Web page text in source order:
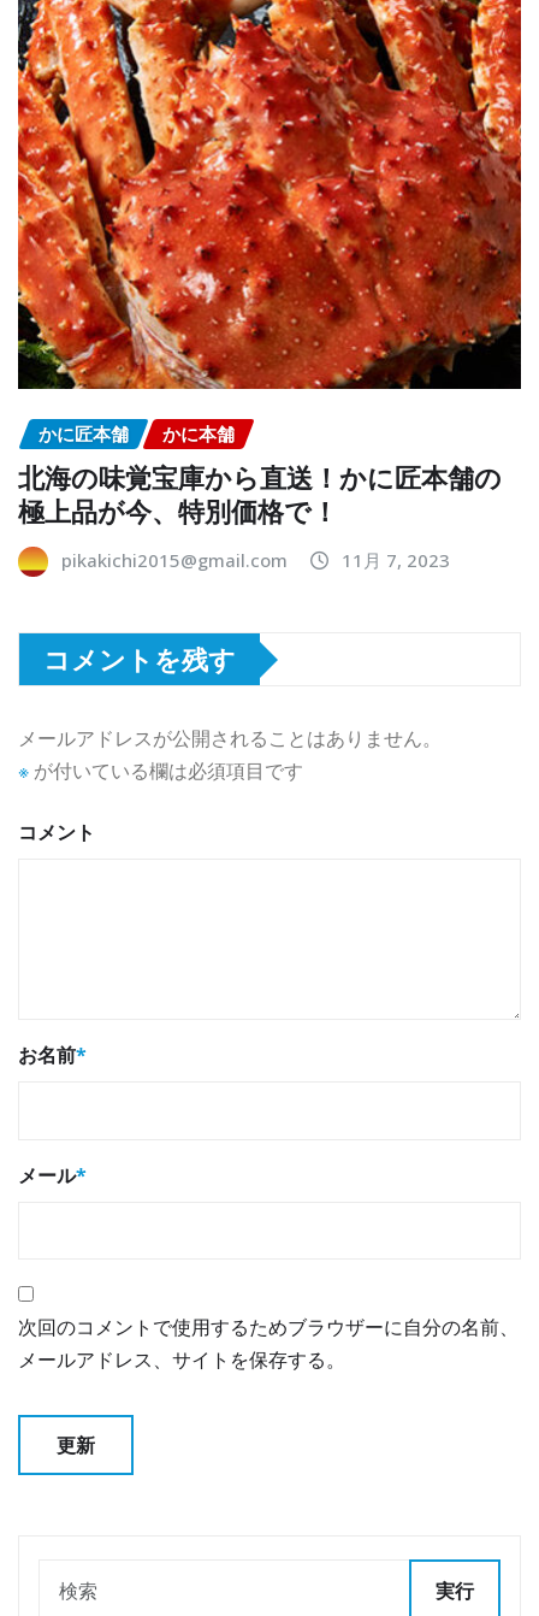
かに匠本舗 かに本舗
北海の味覚宝庫から直送！かに匠本舗の
極上品が今、特別価格で！
pikakichi2015@gmail.com 11月 7, 2023
コメントを残す
メールアドレスが公開されることはありません。
※ が付いている欄は必須項目です
コメント
お名前*
メール*
次回のコメントで使用するためブラウザーに自分の名前、
メールアドレス、サイトを保存する。
実行